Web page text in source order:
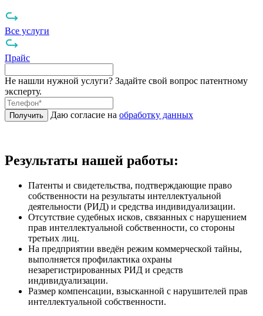
Все услуги
Прайс
Не нашли нужной услуги? Задайте свой вопрос патентному
эксперту.
Получить Даю согласие на обработку данных
Результаты нашей работы:
Патенты и свидетельства, подтверждающие право
собственности на результаты интеллектуальной
деятельности (РИД) и средства индивидуализации.
Отсутствие судебных исков, связанных с нарушением
прав интеллектуальной собственности, со стороны
третьих лиц.
На предприятии введён режим коммерческой тайны,
выполняется профилактика охраны
незарегистрированных РИД и средств
индивидуализации.
Размер компенсации, взысканной с нарушителей прав
интеллектуальной собственности.